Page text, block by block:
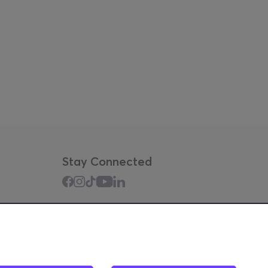
Stay Connected